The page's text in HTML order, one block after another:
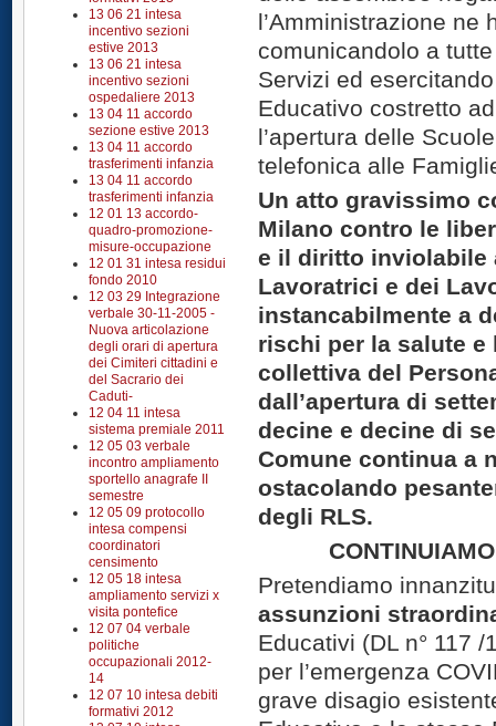
13 06 21 intesa
incentivo sezioni
estive 2013
13 06 21 intesa
incentivo sezioni
ospedaliere 2013
13 04 11 accordo
sezione estive 2013
13 04 11 accordo
trasferimenti infanzia
13 04 11 accordo
trasferimenti infanzia
12 01 13 accordo-
quadro-promozione-
misure-occupazione
12 01 31 intesa residui
fondo 2010
12 03 29 Integrazione
verbale 30-11-2005 -
Nuova articolazione
degli orari di apertura
dei Cimiteri cittadini e
del Sacrario dei
Caduti-
12 04 11 intesa
sistema premiale 2011
12 05 03 verbale
incontro ampliamento
sportello anagrafe II
semestre
12 05 09 protocollo
intesa compensi
coordinatori
censimento
12 05 18 intesa
ampliamento servizi x
visita pontefice
12 07 04 verbale
politiche
occupazionali 2012-
14
12 07 10 intesa debiti
formativi 2012
l’Amministrazione ne
comunicandolo a
Servizi ed
Educativo costretto
l’apertura delle
telefonica alle
Un atto gravissimo
Milano contro le
e il diritto inviolabile
Lavoratrici e dei
instancabilmente a
rischi per la salute e
collettiva del
dall’apertura di
decine e decine di
Comune continua a
ostacolando
degli RLS.
Pretendiamo
assunzioni
Educativi (DL n° 117
per l’emergenza
grave disagio